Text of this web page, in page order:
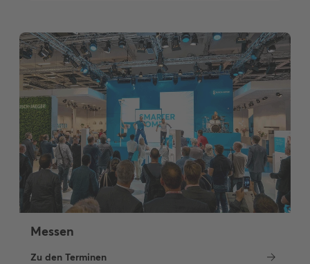
Messen
Zu den Terminen